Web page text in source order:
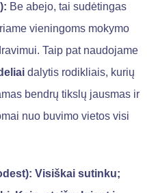
Be abejo, tai sudėtingas
vieningoms mokymo
Taip pat naudojame
dalytis rodikliais, kurių
bendrų tikslų jausmas ir
nuo buvimo vietos visi
Visiškai sutinku;